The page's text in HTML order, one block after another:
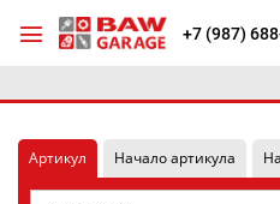
+7 (987)
Артикул Начало артикула